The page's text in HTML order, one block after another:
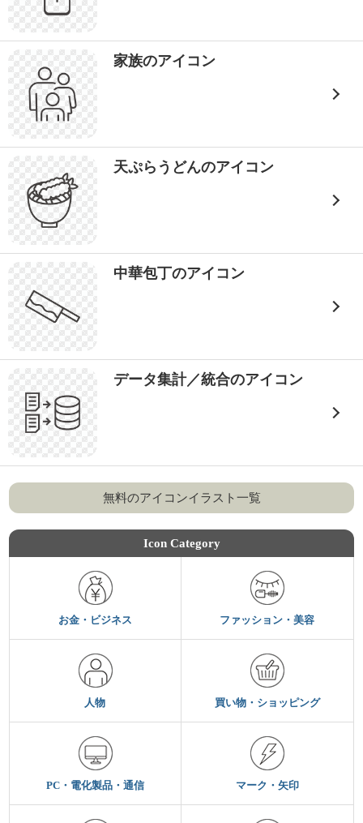
家族のアイコン
天ぷらうどんのアイコン
中華包丁のアイコン
データ集計／統合のアイコン
無料のアイコンイラスト一覧
Icon Category
お金・ビジネス ファッション・美容
人物 買い物・ショッピング
PC・電化製品・通信 マーク・矢印